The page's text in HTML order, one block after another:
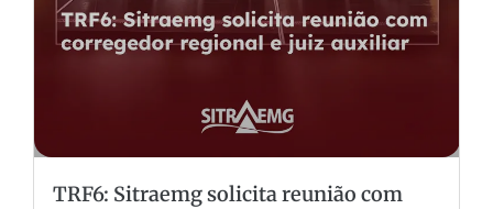
TRF6: Sitraemg solicita reunião com